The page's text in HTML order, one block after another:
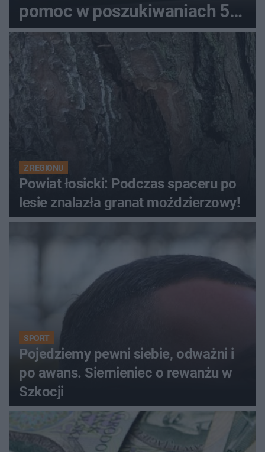
pomoc w poszukiwaniach 59-
latka
Z REGIONU
Powiat łosicki: Podczas spaceru po
lesie znalazła granat moździerzowy!
SPORT
Pojedziemy pewni siebie, odważni i
po awans. Siemieniec o rewanżu w
Szkocji